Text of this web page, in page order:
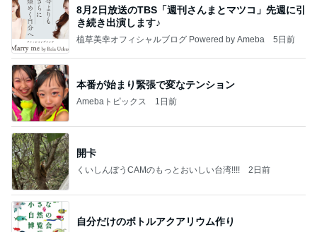
8月2日放送のTBS「週刊さんまとマツコ」先週に引
き続き出演します♪
植草美幸オフィシャルブログ Powered by Ameba 5日前
本番が始まり緊張で変なテンション
Amebaトピックス 1日前
開卡
くいしんぼうCAMのもっとおいしい台湾!!!! 2日前
自分だけのボトルアクアリウム作り